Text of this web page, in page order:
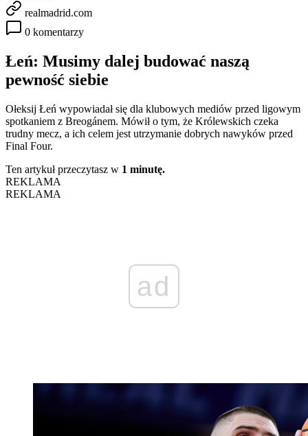
realmadrid.com
0 komentarzy
Łeń: Musimy dalej budować naszą
pewność siebie
Ołeksij Łeń wypowiadał się dla klubowych mediów przed ligowym
spotkaniem z Breogánem. Mówił o tym, że Królewskich czeka
trudny mecz, a ich celem jest utrzymanie dobrych nawyków przed
Final Four.
Ten artykuł przeczytasz w 1 minutę.
REKLAMA
REKLAMA
ad